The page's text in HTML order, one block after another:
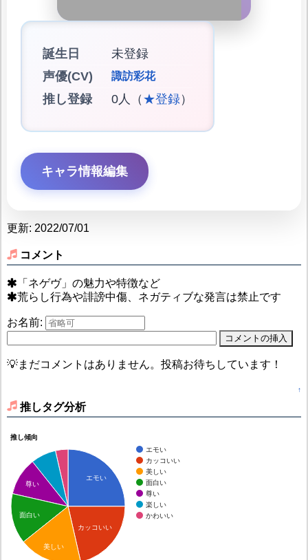
誕生日
未登録
声優(CV)
諏訪彩花
推し登録 0人（ ★登録）
キャラ情報編集
更新: 2022/07/01
コメント
「ネゲヴ」の魅力や特徴など
荒らし行為や誹謗中傷、ネガティブな発言は禁止です
お名前:
💡まだコメントはありません。投稿お待ちしています！
↑
推しタグ分析
推し傾向
エモい
カッコいい
美しい
面白い
尊い
楽しい
かわいい
エモい
カッコいい
尊い
面白い
美しい